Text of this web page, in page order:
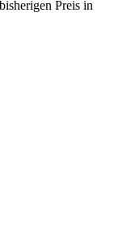
Preis in